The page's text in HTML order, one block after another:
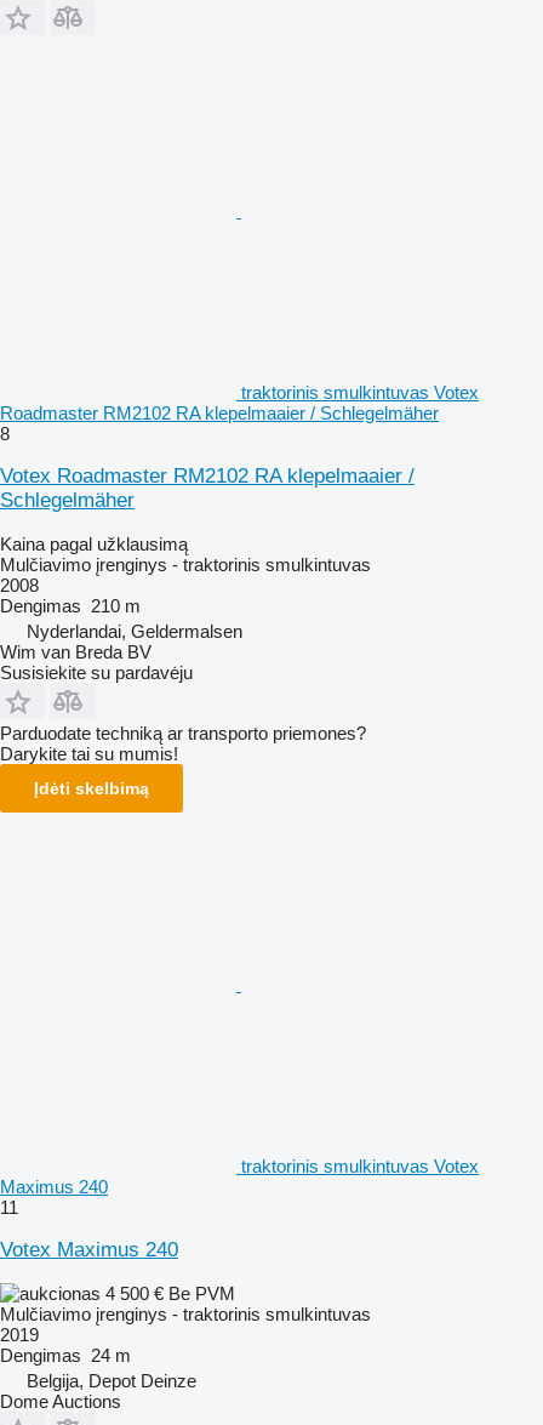
traktorinis smulkintuvas Votex
Roadmaster RM2102 RA klepelmaaier / Schlegelmäher
8
Votex Roadmaster RM2102 RA klepelmaaier /
Schlegelmäher
Kaina pagal užklausimą
Mulčiavimo įrenginys - traktorinis smulkintuvas
2008
Dengimas 210 m
Nyderlandai, Geldermalsen
Wim van Breda BV
Susisiekite su pardavėju
Parduodate techniką ar transporto priemones?
Darykite tai su mumis!
Įdėti skelbimą
traktorinis smulkintuvas Votex
Maximus 240
11
Votex Maximus 240
4 500 € Be PVM
Mulčiavimo įrenginys - traktorinis smulkintuvas
2019
Dengimas 24 m
Belgija, Depot Deinze
Dome Auctions